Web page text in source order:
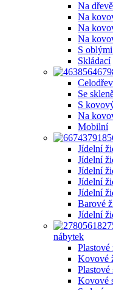
Na
Na
Na
Na
S
Skládací
Se
S
Na
Mobilní
Jídelní
Jídelní
Jídelní
Jídelní
Jídelní
Barové
Jídelní
nábytek
Plastové
Kovové
Plastové
Kovové